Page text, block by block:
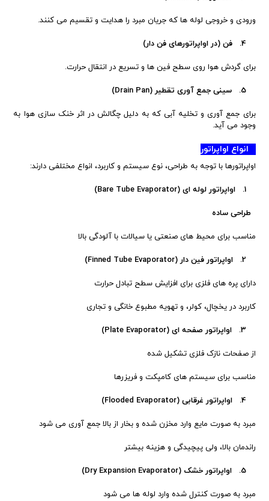
ورودی و خروجی لوله ها که جریان مبرد را هدایت و تقسیم می کنند.
4. فن (در اواپراتورهای فن دار)
برای گردش هوا روی سطح فین ها و تسریع در انتقال حرارت.
5. سینی جمع آوری تقطیر (Drain Pan)
برای جمع آوری و تخلیه آبی که به دلیل چگالش در اثر خنک سازی هوا به
وجود می آید.
انواع اواپراتور
اواپراتورها با توجه به طراحی، نوع سیستم و کاربرد، انواع مختلفی دارند:
1. اواپراتور لوله ای (Bare Tube Evaporator)
طراحی ساده
مناسب برای محیط های صنعتی یا سیالات با آلودگی بالا
دارای پره های فلزی برای افزایش سطح تبادل حرارت
کاربرد در یخچال، کولر، و تهویه مطبوع خانگی و تجاری
از صفحات نازک فلزی تشکیل شده
مناسب برای سیستم های کامپکت و فریزرها
4. اواپراتور غرقابی (Flooded Evaporator)
مبرد به صورت مایع وارد مخزن شده و بخار از بالا جمع آوری می شود
راندمان بالا، ولی پیچیدگی و هزینه بیشتر
5. اواپراتور خشک (Dry Expansion Evaporator)
مبرد به صورت کنترل شده وارد لوله ها می شود